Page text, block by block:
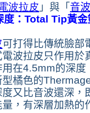
波拉皮 」與「 音
度：Total Tip黃
可打得比傳統臉部
電波拉皮只作用於
在4.5mm的深
型橘色的
度又比音波還深
，有深層加熱的